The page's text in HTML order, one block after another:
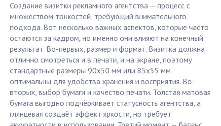
Создание визитки рекламного агентства — процесс с
множеством тонкостей, требующий внимательного
подхода. Вот несколько важных аспектов, которые часто
остаются за кадром, но именно они влияют на конечный
результат. Во-первых, размер и формат. Визитка должна
отлично смотреться и в печати, и на экране, поэтому
стандартные размеры 90х50 мм или 85х55 мм
оптимальны для удобства хранения и восприятия. Во-
вторых, выбор бумаги и качество печати. Толстая матовая
бумага выгодно подчёркивает статусность агентства, а
глянцевая создаёт эффект яркости, но требует